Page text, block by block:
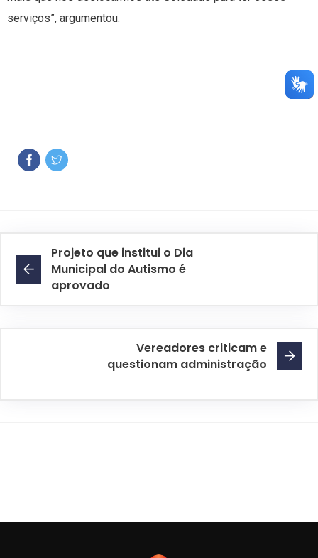
serviços”, argumentou.
Projeto que institui o Dia
Municipal do Autismo é
aprovado
Vereadores criticam e
questionam administração